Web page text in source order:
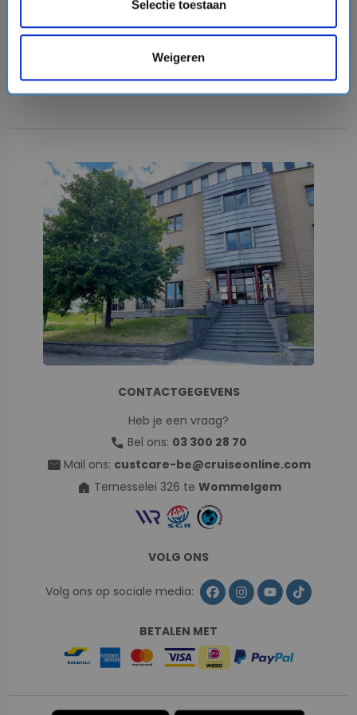
Selectie toestaan
Weigeren
OVER CRUISEONLINE.COM
CONTACTGEGEVENS
Heb je een vraag?
call Bel ons: 03 300 28 70
mail Mail ons: custcare-be@cruiseonline.com
home Ternesselei 326 te Wommelgem
VOLG ONS
Volg ons op sociale media:
BETALEN MET